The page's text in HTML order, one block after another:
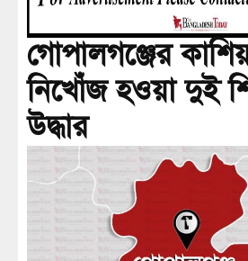
গোপালগঞ্জের
নিখোঁজ হওয়া দুই
উদ্ধার